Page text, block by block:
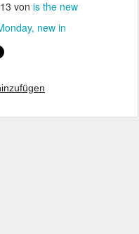
von is the new
new in